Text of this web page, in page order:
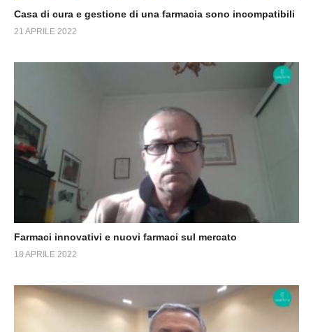
Casa di cura e gestione di una farmacia sono incompatibili
21 APRILE 2022
Farmaci innovativi e nuovi farmaci sul mercato
18 APRILE 2022